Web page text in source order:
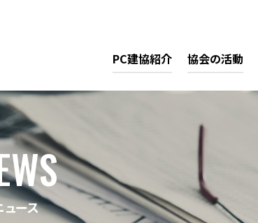
PC建協紹介 協会の活動
ュース